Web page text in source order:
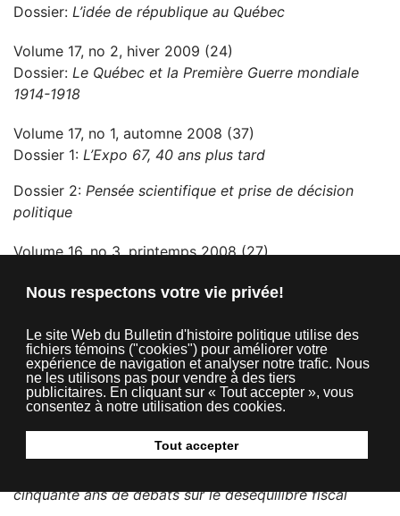
Nous respectons votre vie privée!
Le site Web du Bulletin d'histoire politique utilise des
fichiers témoins ("cookies") pour améliorer votre
expérience de navigation et analyser notre trafic. Nous
ne les utilisons pas pour vendre à des tiers
publicitaires. En cliquant sur « Tout accepter », vous
consentez à notre utilisation des cookies.
Tout accepter
Dossier: L’idée de république au Québec
Volume 17, no 2, hiver 2009 (24)
Dossier: Le Québec et la Première Guerre mondiale
1914-1918
Volume 17, no 1, automne 2008 (37)
Dossier 1: L’Expo 67, 40 ans plus tard
Dossier 2: Pensée scientifique et prise de décision
politique
Volume 16, no 3, printemps 2008 (27)
Québec
Volume 16, no 2, hiver 2008 (33)
Dossier 1:Les mouvements étudiants des années 1960
Dossier 2:La Deuxième Guerre mondiale à l’étude (2e
partie)
Volume 16, no 1, automne 2007 (32)
cinquante ans de débats sur le déséquilibre fiscal